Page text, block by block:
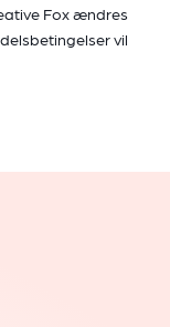
Fox ændres
vil